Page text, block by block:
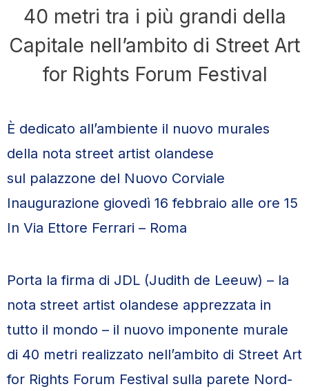
40 metri tra i più grandi della
Capitale nell’ambito di Street Art
for Rights Forum Festival
È dedicato all’ambiente il nuovo murales
della nota street artist olandese
sul palazzone del Nuovo Corviale
Inaugurazione giovedì 16 febbraio alle ore 15
In Via Ettore Ferrari – Roma
Porta la firma di JDL (Judith de Leeuw) – la
nota street artist olandese apprezzata in
tutto il mondo – il nuovo imponente murale
di 40 metri realizzato nell’ambito di Street Art
for Rights Forum Festival sulla parete Nord-